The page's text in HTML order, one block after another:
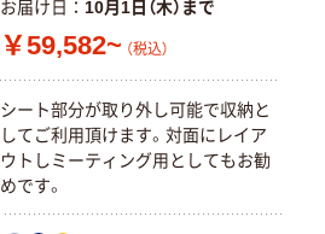
お届け日 10月1日（木）まで
￥59,582~ （税込）
シート部分が取り外し可能で収納と
してご利用頂けます。対面にレイア
ウトしミーティング用としてもお勧
めです。